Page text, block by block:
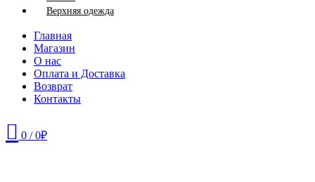
Верхняя одежда
Главная
Магазин
О нас
Оплата и Доставка
Возврат
Контакты
0 / 0₽